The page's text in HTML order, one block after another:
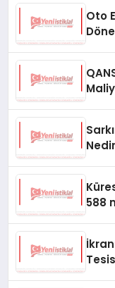
Oto
588